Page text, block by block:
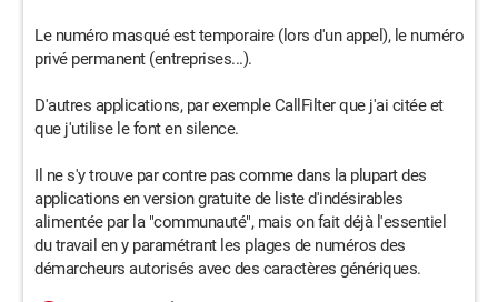
Le numéro masqué est temporaire (lors d'un appel), le numéro
privé permanent (entreprises...).
D'autres applications, par exemple CallFilter que j'ai citée et
que j'utilise le font en silence.
Il ne s'y trouve par contre pas comme dans la plupart des
applications en version gratuite de liste d'indésirables
alimentée par la "communauté", mais on fait déjà l'essentiel
du travail en y paramétrant les plages de numéros des
démarcheurs autorisés avec des caractères génériques.